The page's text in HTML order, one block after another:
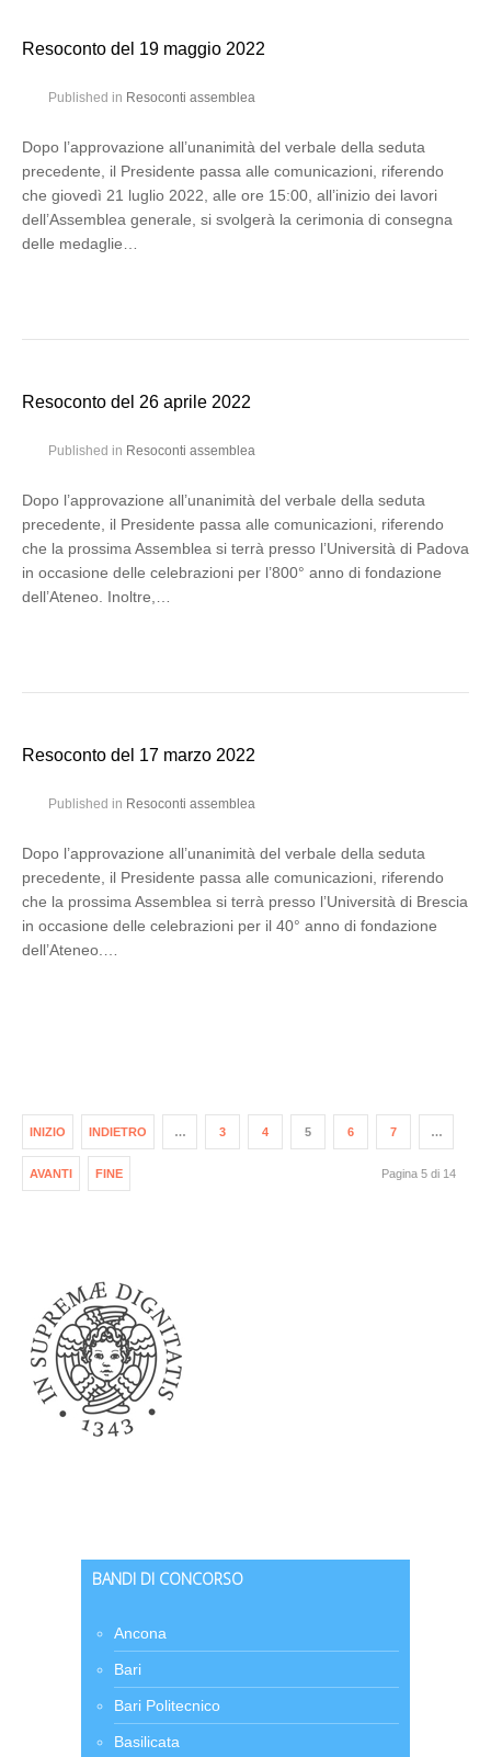
Resoconto del 19 maggio 2022
Published in Resoconti assemblea
Dopo l’approvazione all’unanimità del verbale della seduta
precedente, il Presidente passa alle comunicazioni, riferendo
che giovedì 21 luglio 2022, alle ore 15:00, all’inizio dei lavori
dell’Assemblea generale, si svolgerà la cerimonia di consegna
delle medaglie…
Resoconto del 26 aprile 2022
Published in Resoconti assemblea
Dopo l’approvazione all’unanimità del verbale della seduta
precedente, il Presidente passa alle comunicazioni, riferendo
che la prossima Assemblea si terrà presso l’Università di Padova
in occasione delle celebrazioni per l’800° anno di fondazione
dell’Ateneo. Inoltre,…
Resoconto del 17 marzo 2022
Published in Resoconti assemblea
Dopo l’approvazione all’unanimità del verbale della seduta
precedente, il Presidente passa alle comunicazioni, riferendo
che la prossima Assemblea si terrà presso l’Università di Brescia
in occasione delle celebrazioni per il 40° anno di fondazione
dell’Ateneo.…
INIZIO INDIETRO … 3 4 5 6 7 …
AVANTI FINE Pagina 5 di 14
BANDI DI CONCORSO
Ancona
Bari
Bari Politecnico
Basilicata